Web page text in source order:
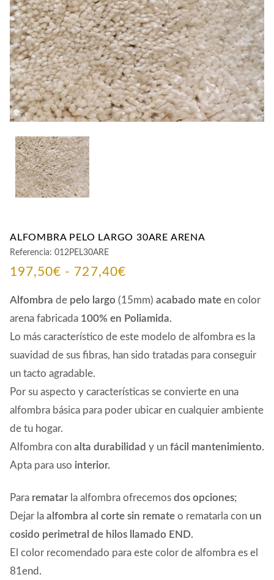
CONTACTO
ALFOMBRA PELO LARGO 30ARE ARENA
Referencia: 012PEL30ARE
197,50€ - 727,40€Rango
de
precios:
desde
197,50€
hasta
727,40€
Alfombra de pelo largo (15mm) acabado mate en color
arena fabricada 100% en Poliamida.
Lo más característico de este modelo de alfombra es la
suavidad de sus fibras, han sido tratadas para conseguir
un tacto agradable.
Por su aspecto y características se convierte en una
alfombra básica para poder ubicar en cualquier ambiente
de tu hogar.
Alfombra con alta durabilidad y un fácil mantenimiento.
Apta para uso interior.
Para rematar la alfombra ofrecemos dos opciones;
Dejar la alfombra al corte sin remate o rematarla con un
cosido perimetral de hilos llamado END.
El color recomendado para este color de alfombra es el
81end.